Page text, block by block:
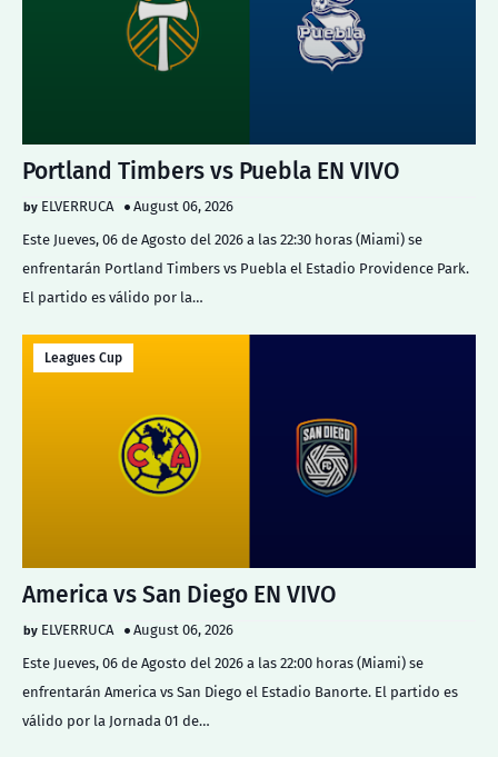
Portland Timbers vs Puebla EN VIVO
ELVERRUCA
August 06, 2026
Este Jueves, 06 de Agosto del 2026 a las 22:30 horas (Miami) se
enfrentarán Portland Timbers vs Puebla el Estadio Providence Park.
El partido es válido por la…
Leagues Cup
America vs San Diego EN VIVO
ELVERRUCA
August 06, 2026
Este Jueves, 06 de Agosto del 2026 a las 22:00 horas (Miami) se
enfrentarán America vs San Diego el Estadio Banorte. El partido es
válido por la Jornada 01 de…